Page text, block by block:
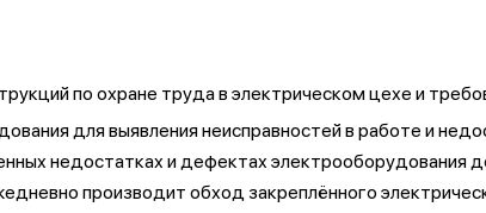
по охране труда в электрическом цехе и
для выявления неисправностей в работе и
недостатках и дефектах электрооборудования
производит обход закреплённого